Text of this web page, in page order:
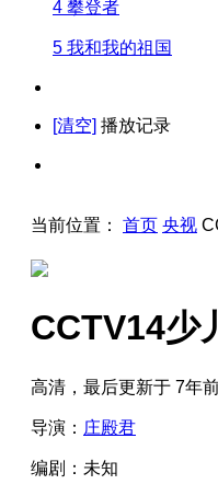
4 攀登者
5 我和我的祖国
[清空] 播放记录
当前位置： 首页 央视
CCTV14少
高清，最后更新于 7年
导演： 庄殿君
编剧： 未知